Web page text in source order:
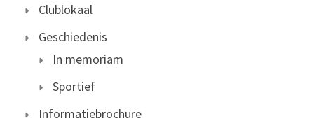
Clublokaal
Geschiedenis
In memoriam
Sportief
Informatiebrochure